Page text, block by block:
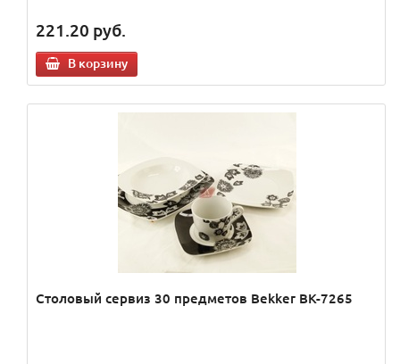
221.20 руб.
В корзину
Столовый сервиз 30 предметов Bekker BK-7265